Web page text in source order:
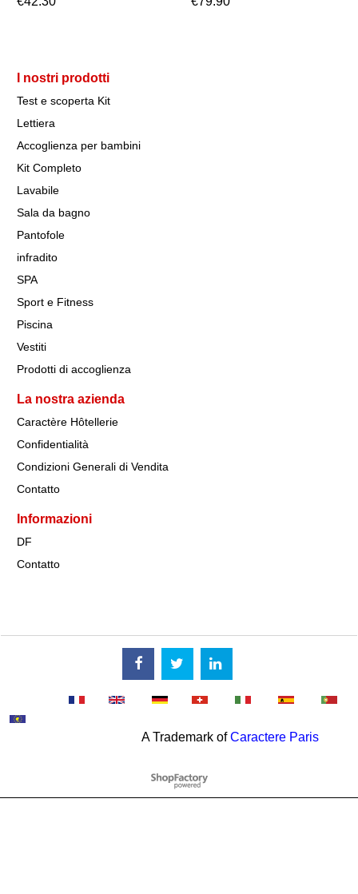
I nostri prodotti
Test e scoperta Kit
Lettiera
Accoglienza per bambini
Kit Completo
Lavabile
Sala da bagno
Pantofole
infradito
SPA
Sport e Fitness
Piscina
Vestiti
Prodotti di accoglienza
La nostra azienda
Caractère Hôtellerie
Confidentialità
Condizioni Generali di Vendita
Contatto
Informazioni
DF
Contatto
A Trademark ofCaractere Paris
Negozio Internet creati
con il eCommerce